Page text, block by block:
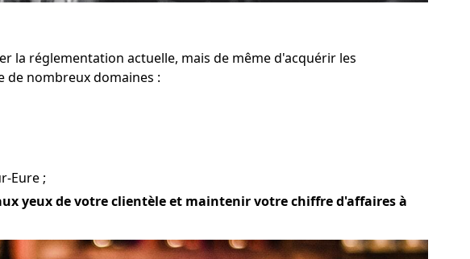
la réglementation actuelle, mais de même d'acquérir les
de nombreux domaines :
Eure ;
yeux de votre clientèle et maintenir votre chiffre d'affaires à